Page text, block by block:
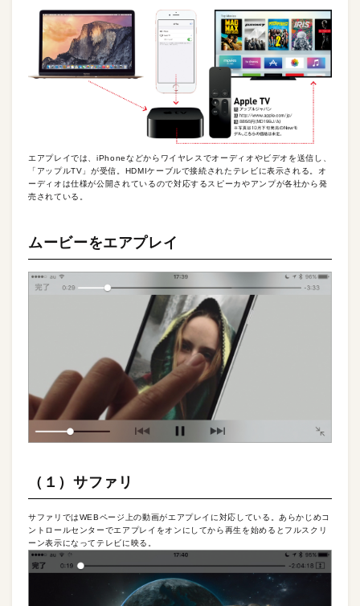
エアプレイでは、iPhoneなどからワイヤレスでオーディオやビデオを送信し、
「アップルTV」が受信。HDMIケーブルで接続されたテレビに表示される。オ
ーディオは仕様が公開されているので対応するスピーカやアンプが各社から発
売されている。
ムービーをエアプレイ
（１）サファリ
サファリではWEBページ上の動画がエアプレイに対応している。あらかじめコ
ントロールセンターでエアプレイをオンにしてから再生を始めるとフルスクリ
ーン表示になってテレビに映る。